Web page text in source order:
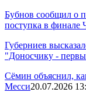
Бубнов сообщил о
поступка в финале
Губерниев
"Доносчику -
Сёмин объяснил,
Месси20.07.2026